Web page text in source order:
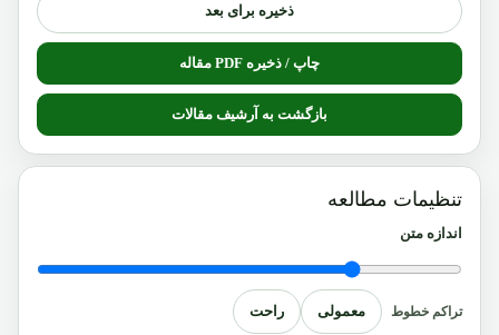
ذخیره برای بعد
چاپ / ذخیره PDF مقاله
بازگشت به آرشیف مقالات
تنظیمات مطالعه
اندازه متن
تراکم خطوط معمولی راحت